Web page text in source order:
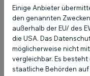
2. Kosteneffizienz:
Agenturen
Nutzern, ihre
spart Geld und
Budget.
Einige Anbieter
den genannten
außerhalb der EU/ des
die USA. Das
möglicherweise nicht
vergleichbar. Es
staatliche Behörden